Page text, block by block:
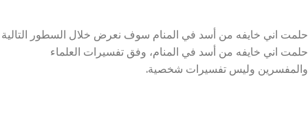
حلمت اني خايفه من أسد في المنام سوف نعرض خلال السطور التالية
حلمت اني خايفه من أسد في المنام، وفق تفسيرات العلماء
والمفسرين وليس تفسيرات شخصية.